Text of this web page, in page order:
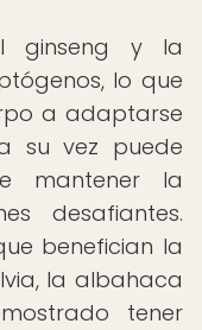
ginseng y la
lo que
a adaptarse
su vez puede
mantener la
desafiantes.
benefician la
la albahaca
tener